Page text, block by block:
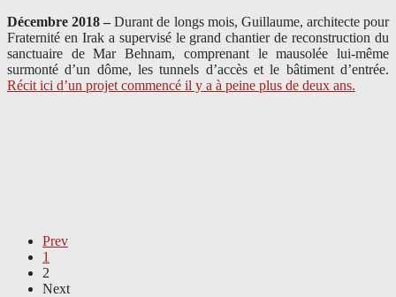
Décembre 2018 –Durant de longs mois, Guillaume, architecte pour
Fraternité en Irak a supervisé le grand chantier de reconstruction du
sanctuaire de Mar Behnam, comprenant le mausolée lui-même
surmonté d’un dôme, les tunnels d’accès et le bâtiment d’entrée.
Récit ici d’un projet commencé il y a à peine plus de deux ans.
Prev
1
2
Next